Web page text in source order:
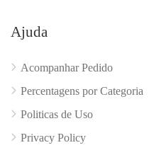
Ajuda
Acompanhar Pedido
Percentagens por Categoria
Politicas de Uso
Privacy Policy